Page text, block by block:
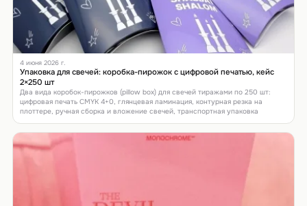
4 июня 2026 г.
Упаковка для свечей: коробка-пирожок с цифровой печатью, кейс
2×250 шт
Два вида коробок-пирожков (pillow box) для свечей тиражами по 250 шт:
цифровая печать CMYK 4+0, глянцевая ламинация, контурная резка на
плоттере, ручная сборка и вложение свечей, транспортная упаковка